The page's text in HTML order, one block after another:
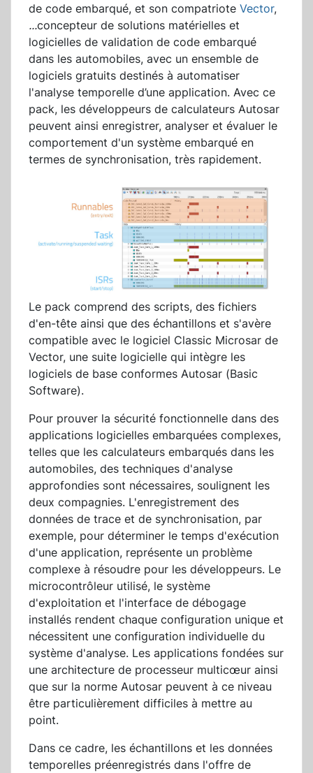
de code embarqué, et son compatriote Vector,
...concepteur de solutions matérielles et
logicielles de validation de code embarqué
dans les automobiles, avec un ensemble de
logiciels gratuits destinés à automatiser
l'analyse temporelle d’une application. Avec ce
pack, les développeurs de calculateurs Autosar
peuvent ainsi enregistrer, analyser et évaluer le
comportement d'un système embarqué en
termes de synchronisation, très rapidement.
Le pack comprend des scripts, des fichiers
d'en-tête ainsi que des échantillons et s'avère
compatible avec le logiciel Classic Microsar de
Vector, une suite logicielle qui intègre les
logiciels de base conformes Autosar (Basic
Software).
Pour prouver la sécurité fonctionnelle dans des
applications logicielles embarquées complexes,
telles que les calculateurs embarqués dans les
automobiles, des techniques d'analyse
approfondies sont nécessaires, soulignent les
deux compagnies. L'enregistrement des
données de trace et de synchronisation, par
exemple, pour déterminer le temps d'exécution
d'une application, représente un problème
complexe à résoudre pour les développeurs. Le
microcontrôleur utilisé, le système
d'exploitation et l'interface de débogage
installés rendent chaque configuration unique et
nécessitent une configuration individuelle du
système d'analyse. Les applications fondées sur
une architecture de processeur multicœur ainsi
que sur la norme Autosar peuvent à ce niveau
être particulièrement difficiles à mettre au
point.
Dans ce cadre, les échantillons et les données
temporelles préenregistrés dans l'offre de